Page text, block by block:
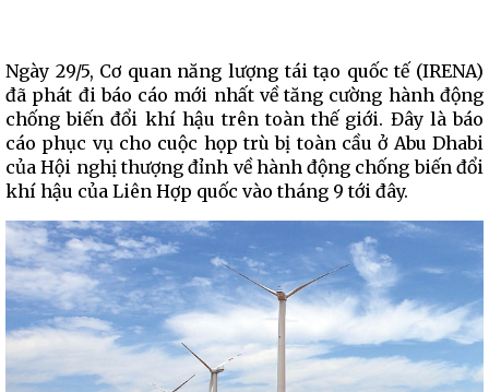
Ngày 29/5, ​​Cơ quan năng lượng tái tạo quốc tế (IRENA)
đã phát đi báo cáo mới nhất về tăng cường hành động
chống biến đổi khí hậu trên toàn thế giới. Đây là báo
cáo phục vụ cho cuộc họp trù bị toàn cầu ở Abu Dhabi
của Hội nghị thượng đỉnh về hành động chống biến đổi
khí hậu của Liên Hợp quốc vào tháng 9 tới đây.